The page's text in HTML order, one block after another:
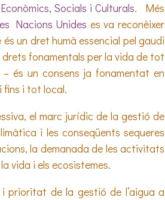
Socials i Culturals. Més
Nacions Unides es va reconèixer
un dret humà essencial pel gaudi
fonamentals per la vida de tot
és un consens ja fonamentat en
fins i tot local.
el marc jurídic de la gestió de
i les conseqüents sequeres
la demanada de les activitats
vida i els ecosistemes.
prioritat de la gestió de l’aigua a